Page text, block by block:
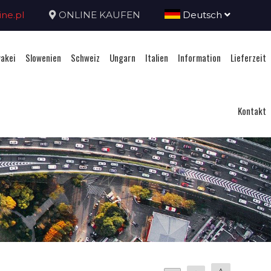
ONLINE KAUFEN Deutsch
Slowenien Schweiz Ungarn Italien Information Lieferzeit
Kontakt